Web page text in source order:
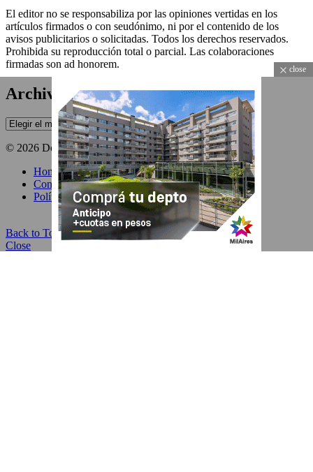
El editor no se responsabiliza por las opiniones vertidas en los
artículos firmados o con seudónimo, ni por el contenido de los
avisos publicitarios o solicitadas. Todos los derechos reservados.
Prohibida su reproducción total o parcial. Las colaboraciones
firmadas son ad honorem.
Archivos
Archivos
© 2026 Devoto Magazine
Home
Contacto
Política de Privacidad
Back to Top
Close
close